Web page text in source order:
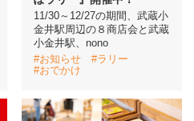
11/30～12/27の期間、武蔵小
金井駅周辺の８商店会と武蔵
小金井駅、nono
#お知らせ
#ラリー
#おでかけ